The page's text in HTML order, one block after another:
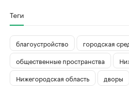
Теги
благоустройство
городская
общественные пространства
Нижегородская область
дворы